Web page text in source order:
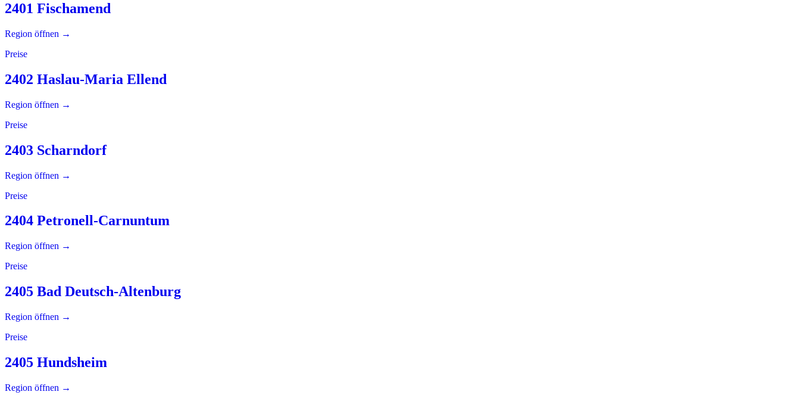
2401 Fischamend
Region öffnen →
Preise
2402 Haslau-Maria Ellend
Region öffnen →
Preise
2403 Scharndorf
Region öffnen →
Preise
2404 Petronell-Carnuntum
Region öffnen →
Preise
2405 Bad Deutsch-Altenburg
Region öffnen →
Preise
2405 Hundsheim
Region öffnen →